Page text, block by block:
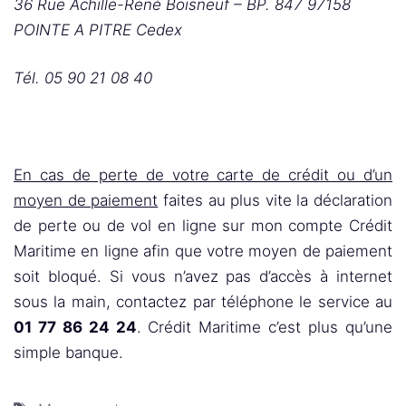
36 Rue Achille-René Boisneuf – BP. 847 97158
POINTE A PITRE Cedex
Tél. 05 90 21 08 40
En cas de perte de votre carte de crédit ou d’un
moyen de paiement faites au plus vite la déclaration
de perte ou de vol en ligne sur mon compte Crédit
Maritime en ligne afin que votre moyen de paiement
soit bloqué. Si vous n’avez pas d’accès à internet
sous la main, contactez par téléphone le service au
01 77 86 24 24. Crédit Maritime c’est plus qu’une
simple banque.